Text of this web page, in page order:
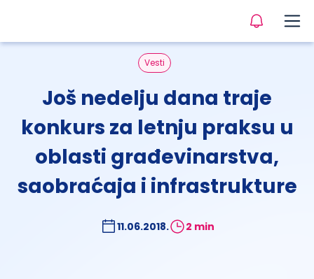
Vesti
Još nedelju dana traje
konkurs za letnju praksu u
oblasti građevinarstva,
saobraćaja i infrastrukture
11.06.2018. 2 min